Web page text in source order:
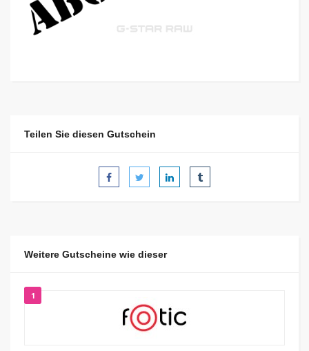
Teilen Sie diesen Gutschein
Weitere Gutscheine wie dieser
1